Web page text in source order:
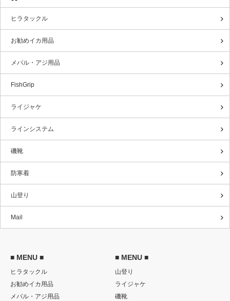
ヒラタックル
お勧めイカ用品
メバル・アジ用品
FishGrip
ライジャケ
ラインシステム
磯靴
防寒着
山登り
Mail
■ MENU ■
ヒラタックル
お勧めイカ用品
メバル・アジ用品
■ MENU ■
山登り
ライジャケ
磯靴